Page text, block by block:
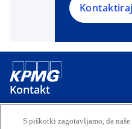
Kontakt
S piškotki zagotavljamo, da